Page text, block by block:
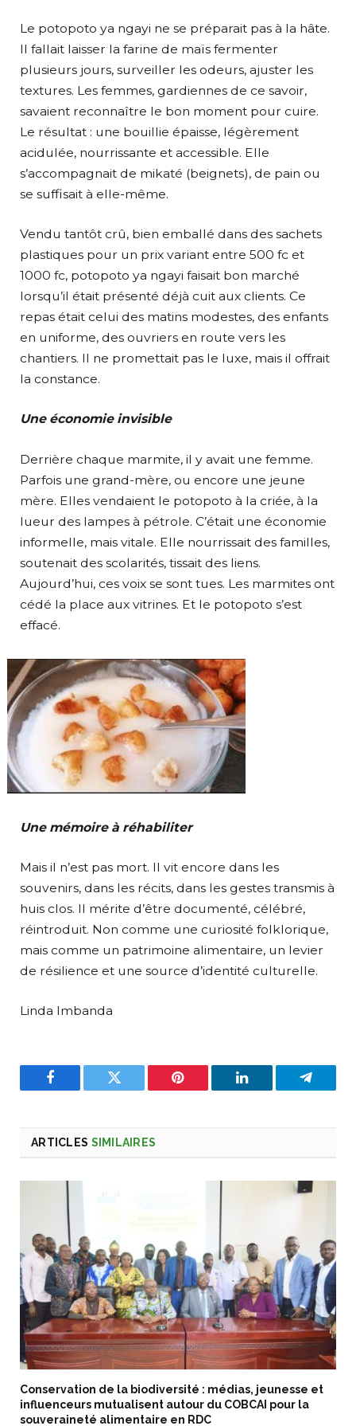
Le potopoto ya ngayi ne se préparait pas à la hâte.
Il fallait laisser la farine de maïs fermenter
plusieurs jours, surveiller les odeurs, ajuster les
textures. Les femmes, gardiennes de ce savoir,
savaient reconnaître le bon moment pour cuire.
Le résultat : une bouillie épaisse, légèrement
acidulée, nourrissante et accessible. Elle
s’accompagnait de mikaté (beignets), de pain ou
se suffisait à elle-même.
Vendu tantôt crû, bien emballé dans des sachets
plastiques pour un prix variant entre 500 fc et
1000 fc, potopoto ya ngayi faisait bon marché
lorsqu’il était présenté déjà cuit aux clients. Ce
repas était celui des matins modestes, des enfants
en uniforme, des ouvriers en route vers les
chantiers. Il ne promettait pas le luxe, mais il offrait
la constance.
Une économie invisible
Derrière chaque marmite, il y avait une femme.
Parfois une grand-mère, ou encore une jeune
mère. Elles vendaient le potopoto à la criée, à la
lueur des lampes à pétrole. C’était une économie
informelle, mais vitale. Elle nourrissait des familles,
soutenait des scolarités, tissait des liens.
Aujourd’hui, ces voix se sont tues. Les marmites ont
cédé la place aux vitrines. Et le potopoto s’est
effacé.
Une mémoire à réhabiliter
Mais il n’est pas mort. Il vit encore dans les
souvenirs, dans les récits, dans les gestes transmis à
huis clos. Il mérite d’être documenté, célébré,
réintroduit. Non comme une curiosité folklorique,
mais comme un patrimoine alimentaire, un levier
de résilience et une source d’identité culturelle.
Linda Imbanda
Facebook Twitter Pinterest LinkedIn
ARTICLES SIMILAIRES
Conservation de la biodiversité : médias, jeunesse et
influenceurs mutualisent autour du COBCAI pour la
souveraineté alimentaire en RDC